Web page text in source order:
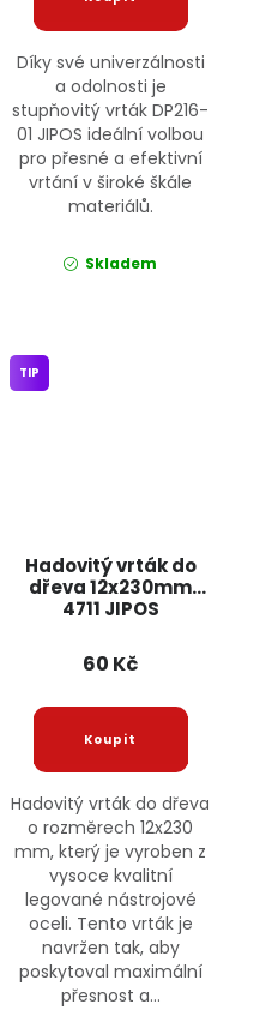
Díky své univerzálnosti
a odolnosti je
stupňovitý vrták DP216-
01 JIPOS ideální volbou
pro přesné a efektivní
vrtání v široké škále
materiálů.
Skladem
Hadovitý vrták do
dřeva 12x230mm
4711 JIPOS
TIP
60 Kč
Hadovitý vrták do dřeva
o rozměrech 12x230
mm, který je vyroben z
vysoce kvalitní
legované nástrojové
oceli. Tento vrták je
navržen tak, aby
poskytoval maximální
přesnost a...